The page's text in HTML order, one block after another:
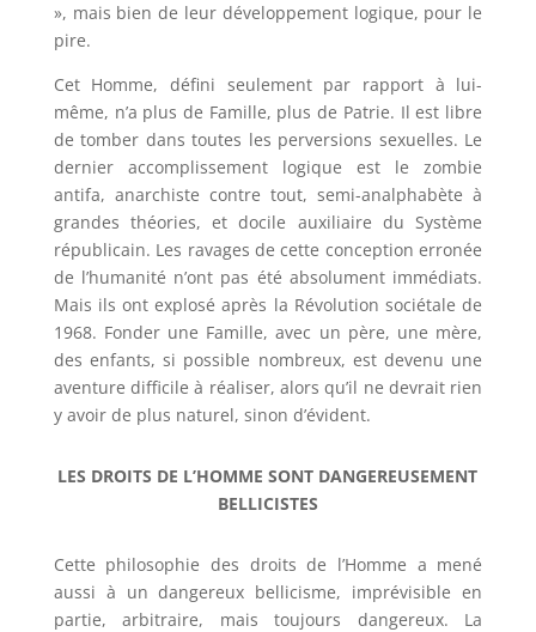
», mais bien de leur développement logique, pour le
pire.
Cet Homme, défini seulement par rapport à lui-
même, n’a plus de Famille, plus de Patrie. Il est libre
de tomber dans toutes les perversions sexuelles. Le
dernier accomplissement logique est le zombie
antifa, anarchiste contre tout, semi-analphabète à
grandes théories, et docile auxiliaire du Système
républicain. Les ravages de cette conception erronée
de l’humanité n’ont pas été absolument immédiats.
Mais ils ont explosé après la Révolution sociétale de
1968. Fonder une Famille, avec un père, une mère,
des enfants, si possible nombreux, est devenu une
aventure difficile à réaliser, alors qu’il ne devrait rien
y avoir de plus naturel, sinon d’évident.
LES DROITS DE L’HOMME SONT DANGEREUSEMENT
BELLICISTES
Cette philosophie des droits de l’Homme a mené
aussi à un dangereux bellicisme, imprévisible en
partie, arbitraire, mais toujours dangereux. La